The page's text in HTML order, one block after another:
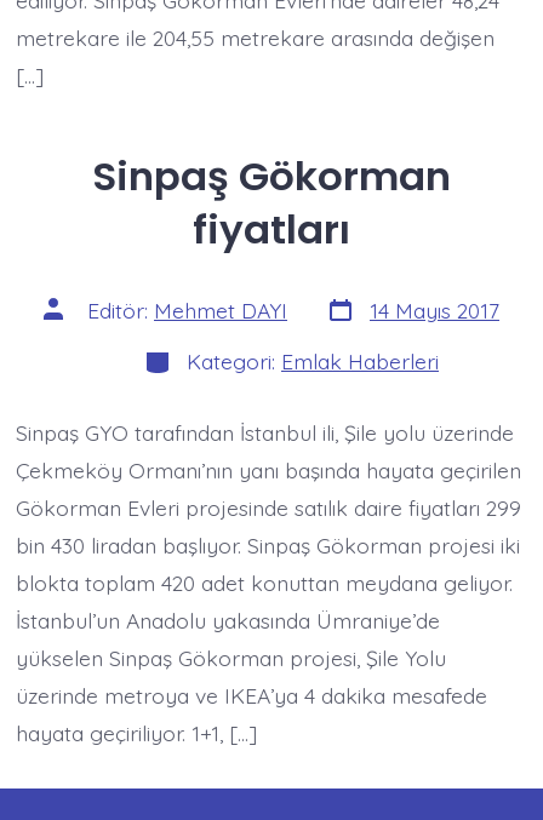
metrekare ile 204,55 metrekare arasında değişen
[…]
Sinpaş Gökorman
fiyatları
Yazının
yazarı
Editör: Mehmet DAYI Yazı
tarihi
14 Mayıs 2017
Kategoriler
Kategori: Emlak Haberleri
Sinpaş GYO tarafından İstanbul ili, Şile yolu üzerinde
Çekmeköy Ormanı’nın yanı başında hayata geçirilen
Gökorman Evleri projesinde satılık daire fiyatları 299
bin 430 liradan başlıyor. Sinpaş Gökorman projesi iki
blokta toplam 420 adet konuttan meydana geliyor.
İstanbul’un Anadolu yakasında Ümraniye’de
yükselen Sinpaş Gökorman projesi, Şile Yolu
üzerinde metroya ve IKEA’ya 4 dakika mesafede
hayata geçiriliyor. 1+1, […]